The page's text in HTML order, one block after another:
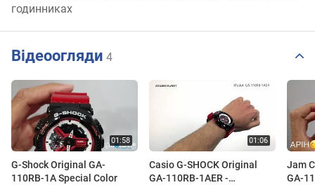
годинниках
Відеоогляди 4
G-Shock Original GA-
110RB-1A Special Color
Casio G-SHOCK Original
GA-110RB-1AER -
Jam
GA-